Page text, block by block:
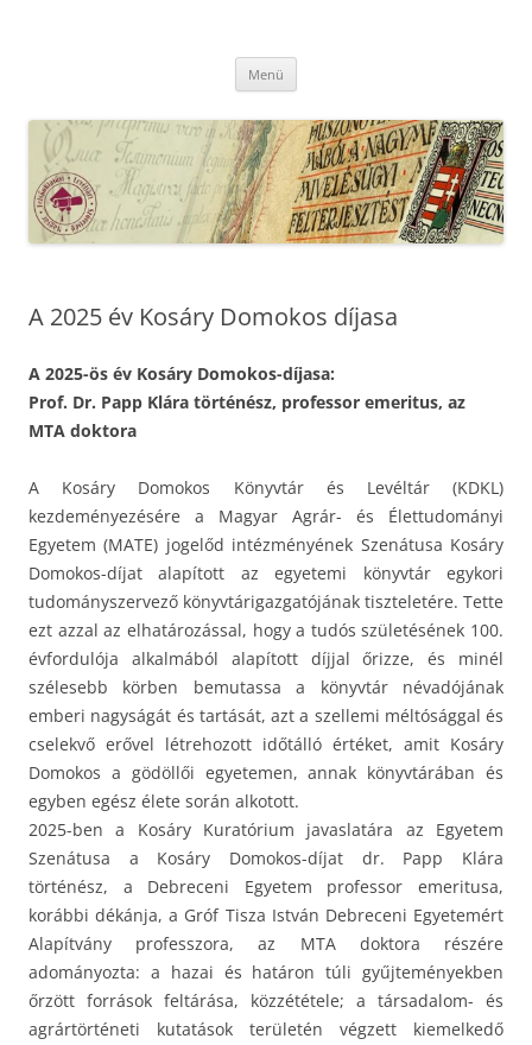
Menü
A 2025 év Kosáry Domokos díjasa
A 2025-ös év Kosáry Domokos-díjasa:
Prof. Dr. Papp Klára történész, professor emeritus, az
MTA doktora
A Kosáry Domokos Könyvtár és Levéltár (KDKL)
kezdeményezésére a Magyar Agrár- és Élettudományi
Egyetem (MATE) jogelőd intézményének Szenátusa Kosáry
Domokos-díjat alapított az egyetemi könyvtár egykori
tudományszervező könyvtárigazgatójának tiszteletére. Tette
ezt azzal az elhatározással, hogy a tudós születésének 100.
évfordulója alkalmából alapított díjjal őrizze, és minél
szélesebb körben bemutassa a könyvtár névadójának
emberi nagyságát és tartását, azt a szellemi méltósággal és
cselekvő erővel létrehozott időtálló értéket, amit Kosáry
Domokos a gödöllői egyetemen, annak könyvtárában és
egyben egész élete során alkotott.
2025-ben a Kosáry Kuratórium javaslatára az Egyetem
Szenátusa a Kosáry Domokos-díjat dr. Papp Klára
történész, a Debreceni Egyetem professor emeritusa,
korábbi dékánja, a Gróf Tisza István Debreceni Egyetemért
Alapítvány professzora, az MTA doktora részére
adományozta: a hazai és határon túli gyűjteményekben
őrzött források feltárása, közzététele; a társadalom- és
agrártörténeti kutatások területén végzett kiemelkedő